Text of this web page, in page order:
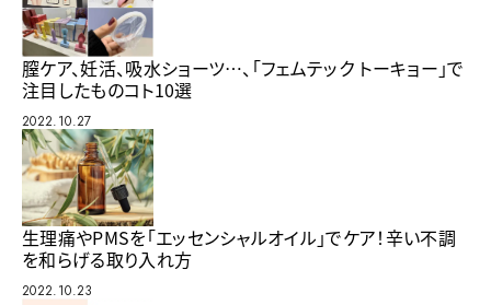
膣ケア、妊活、吸水ショーツ…、「フェムテック トーキョー」で
注目したものコト10選
2022.10.27
生理痛やPMSを「エッセンシャルオイル」でケア！辛い不調
を和らげる取り入れ方
2022.10.23